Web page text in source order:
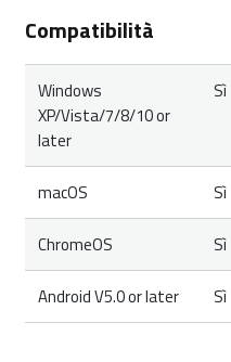
Compatibilità
Windows
XP/Vista/7/8/10 or
later
Sì
macOS Sì
ChromeOS Sì
Android V5.0 or later Sì